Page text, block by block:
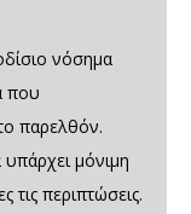
νόσημα
που
παρελθόν.
μόνιμη
τις περιπτώσεις.